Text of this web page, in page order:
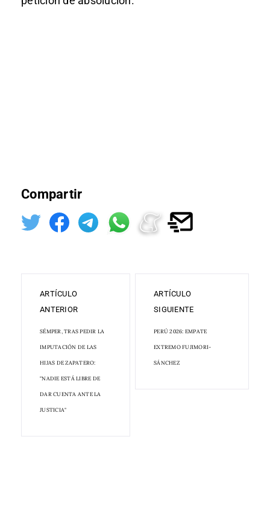
Compartir
ARTÍCULO
ANTERIOR
SÉMPER, TRAS PEDIR LA
IMPUTACIÓN DE LAS
HIJAS DE ZAPATERO:
"NADIE ESTÁ LIBRE DE
DAR CUENTA ANTE LA
JUSTICIA"
ARTÍCULO
SIGUIENTE
PERÚ 2026: EMPATE
EXTREMO FUJIMORI-
SÁNCHEZ